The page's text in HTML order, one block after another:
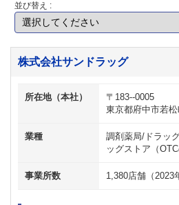
並び替え :
株式会社サンドラッグ
所在地（本社）
〒183--0005
東京都府中市若松
業種
調剤薬局/ドラッ
ッグストア（
事業所数 1,380店舗（2023